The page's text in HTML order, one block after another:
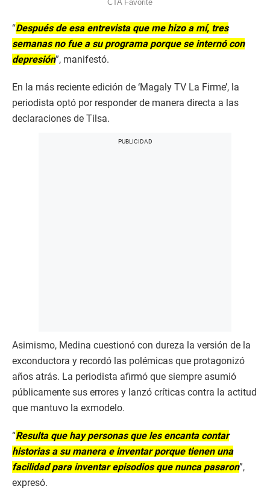
“Después de esa entrevista que me hizo a mí, tres
semanas no fue a su programa porque se internó con
depresión”, manifestó.
En la más reciente edición de ‘Magaly TV La Firme’, la
periodista optó por responder de manera directa a las
declaraciones de Tilsa.
Asimismo, Medina cuestionó con dureza la versión de la
exconductora y recordó las polémicas que protagonizó
años atrás. La periodista afirmó que siempre asumió
públicamente sus errores y lanzó críticas contra la actitud
que mantuvo la exmodelo.
“Resulta que hay personas que les encanta contar
historias a su manera e inventar porque tienen una
facilidad para inventar episodios que nunca pasaron”,
expresó.